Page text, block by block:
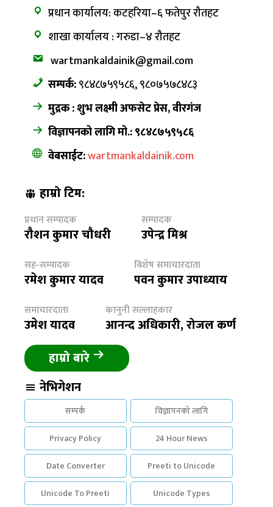
प्रधान कार्यालय: कटहरिया–६ फतेपुर रौतहट
शाखा कार्यालय : गरुडा–४ रौतहट
wartmankaldainik@gmail.com
सम्पर्क:९८४८७५९५८६, ९८०७५७८४८३
मुद्रक : शुभ लक्ष्मी अफसेट प्रेस, वीरगंज
विज्ञापनको लागि मो.: ९८४८७५९५८६
वेबसाईट:wartmankaldainik.com
हाम्रो टिम:
प्रधान सम्पादक
रौशन कुमार चौधरी
सम्पादक
उपेन्द्र मिश्र
सह-सम्पादक
रमेश कुमार यादव
विशेष समाचारदाता
पवन कुमार उपाध्याय
समाचारदाता
उमेश यादव
कानुनी सल्लाहकार
आनन्द अधिकारी, रोजल कर्ण
हाम्रो बारे
नेभिगेशन
सम्पर्क
विज्ञापनको लागि
Privacy Policy
24 Hour News
Date Converter
Preeti to Unicode
Unicode To Preeti
Unicode Types